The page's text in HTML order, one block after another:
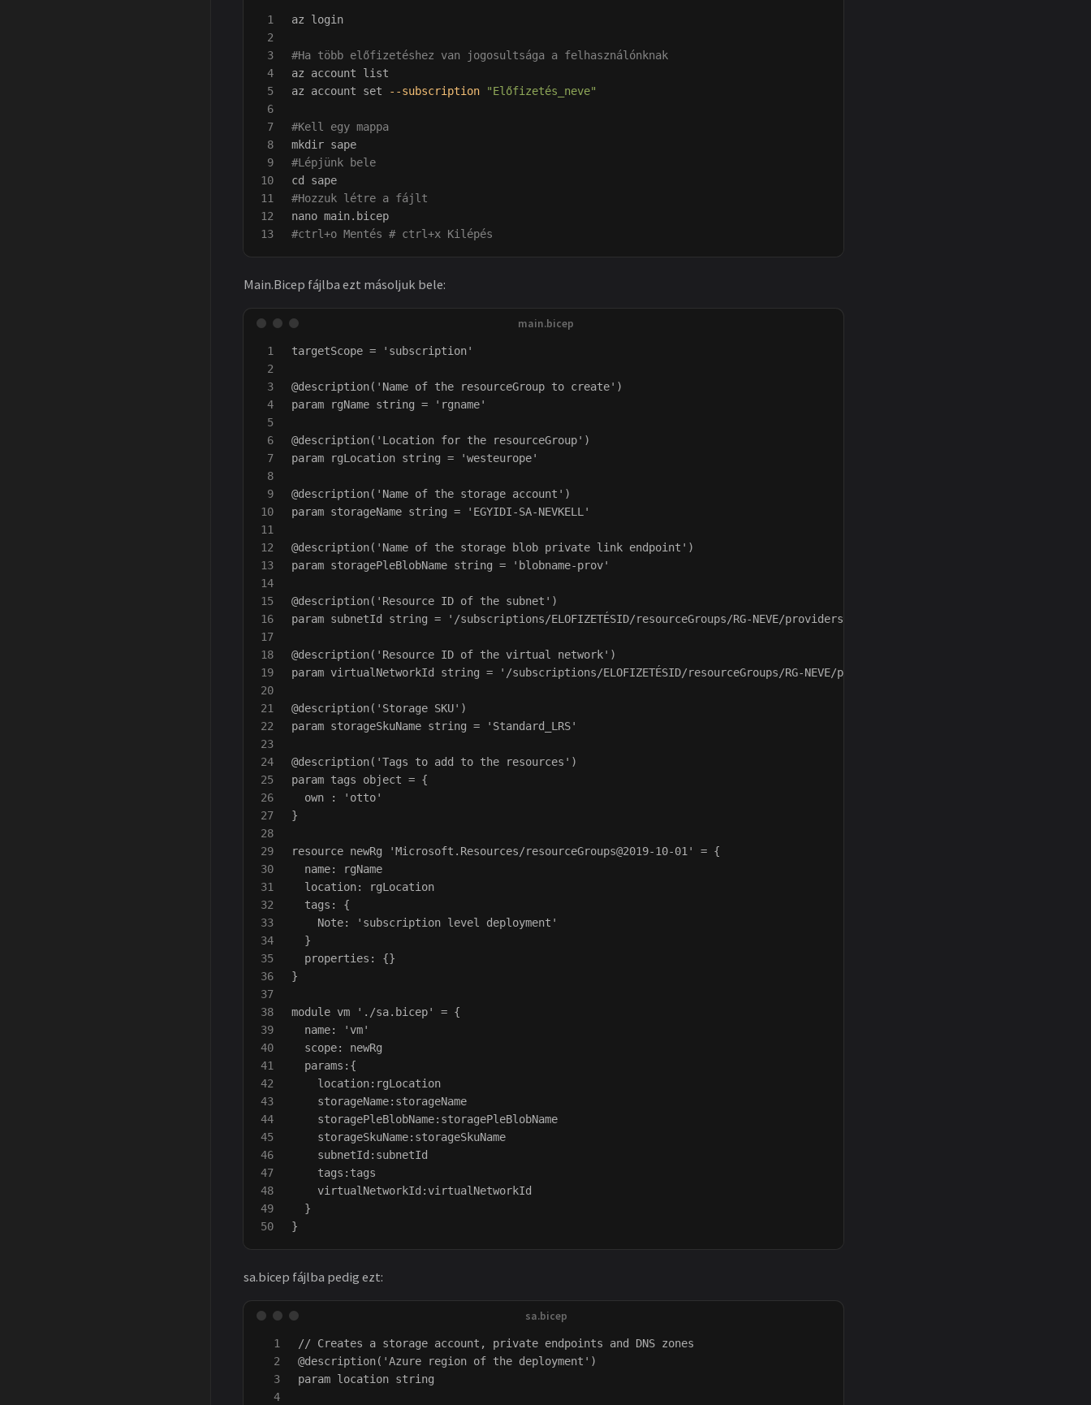
1
2
3
4
5
6
7
8
9
10
11
12
az login
#Ha több előfizetéshez van jogosultsága a felhasználónknak
az account list
az account set --subscription "Előfizetés_neve"
#Kell egy mappa
mkdir
#Lépjünk bele
cd
#Hozzuk létre a fájlt
#ctrl+o Mentés # ctrl+x Kilépés
Main.Bicep fájlba ezt másoljuk bele:
1
2
3
4
5
6
7
8
9
10
11
12
13
14
15
16
17
18
19
20
21
22
23
24
25
26
27
28
29
30
31
32
33
34
35
36
37
38
39
40
41
42
43
44
45
46
47
48
49
targetScope = 'subscription'
@description('Name of the resourceGroup to create')
param rgName string = 'rgname'
@description('Location for the resourceGroup')
param rgLocation string = 'westeurope'
@description('Name of the storage account')
param storageName string = 'EGYIDI-SA-NEVKELL'
@description('Name of the storage blob private link endpoint')
param storagePleBlobName string = 'blobname-prov'
@description('Resource ID of the subnet')
param subnetId string = '/subscriptions/ELOFIZETÉSID/resourceGroups/RG-NEVE/providers/Microsoft.Network/virtualNetworks/
@description('Resource ID of the virtual network')
param virtualNetworkId string = '/subscriptions/ELOFIZETÉSID/resourceGroups/RG-NEVE/providers/Microsoft.Network/
@description('Storage SKU')
param storageSkuName string = 'Standard_LRS'
@description('Tags to add to the resources')
param tags object = {
  own : 'otto'
}
resource newRg 'Microsoft.Resources/resourceGroups@2019-10-01' = {
  name: rgName
  location: rgLocation
  tags: {
    Note: 'subscription level deployment'
  }
  properties: {}
}
module vm './sa.bicep' = {
  name: 'vm'
  scope: newRg
  params:{
    location:rgLocation
    storageName:storageName
    storagePleBlobName:storagePleBlobName
    storageSkuName:storageSkuName
    subnetId:subnetId
    tags:tags
    virtualNetworkId:virtualNetworkId
  }
sa.bicep fájlba pedig ezt:
1
2
3
4
// Creates a storage account, private endpoints and DNS zones
@description('Azure region of the deployment')
param location string